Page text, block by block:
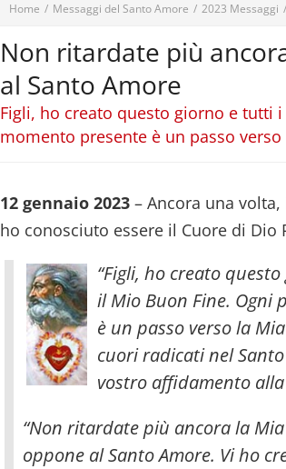
Home / Messaggi del Santo Amore / 2023 Messaggi /
Non ritardate più
al Santo Amore
Figli, ho creato questo giorno e tutti
momento presente è un passo
12 gennaio 2023 – Ancora una
ho conosciuto essere il Cuore di Dio
“Figli, ho creato
il Mio Buon Fine. Ogni
è un passo verso la
cuori radicati nel Santo
vostro affidamento
“Non ritardate più ancora la
oppone al Santo Amore. Vi ho